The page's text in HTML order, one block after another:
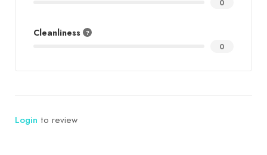
0
Cleanliness
0
Login to review